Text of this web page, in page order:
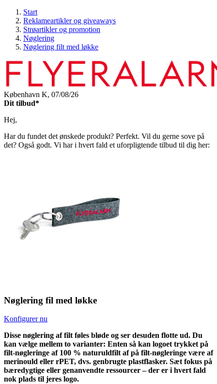
Start
Reklameartikler og giveaways
Strøartikler og promotion
Nøglering
Nøglering filt med løkke
København K, 07/08/26
Dit tilbud*
Hej,
Har du fundet det ønskede produkt? Perfekt. Vil du gerne sove på
det? Også godt. Vi har i hvert fald et uforpligtende tilbud til dig her:
Nøglering fil med løkke
Konfigurer nu
Disse nøglering af filt føles bløde og ser desuden flotte ud. Du
kan vælge mellem to varianter: Enten så kan logoet trykket på
filt-nøgleringe af 100 % naturuldfilt af på filt-nøgleringe være af
merinould eller rPET, dvs. genbrugte plastflasker. Sæt fokus på
bæredygtige eller genanvendte ressourcer – der er i hvert fald
nok plads til jeres logo.